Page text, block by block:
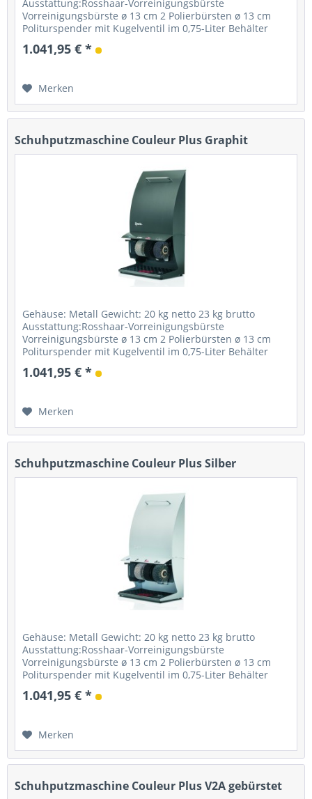
Ausstattung:Rosshaar-Vorreinigungsbürste
Vorreinigungsbürste ø 13 cm 2 Polierbürsten ø 13 cm
Politurspender mit Kugelventil im 0,75-Liter Behälter
Starter: Fußsensor mit Timer...
1.041,95 € *
Merken
Schuhputzmaschine Couleur Plus Graphit
Gehäuse: Metall Gewicht: 20 kg netto 23 kg brutto
Ausstattung:Rosshaar-Vorreinigungsbürste
Vorreinigungsbürste ø 13 cm 2 Polierbürsten ø 13 cm
Politurspender mit Kugelventil im 0,75-Liter Behälter
Starter: Fußsensor mit Timer...
1.041,95 € *
Merken
Schuhputzmaschine Couleur Plus Silber
Gehäuse: Metall Gewicht: 20 kg netto 23 kg brutto
Ausstattung:Rosshaar-Vorreinigungsbürste
Vorreinigungsbürste ø 13 cm 2 Polierbürsten ø 13 cm
Politurspender mit Kugelventil im 0,75-Liter Behälter
1.041,95 € *
Merken
Schuhputzmaschine Couleur Plus V2A gebürstet